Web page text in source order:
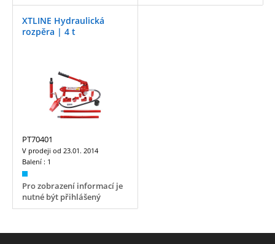
XTLINE Hydraulická
rozpěra | 4 t
PT70401
V prodeji od 23.01. 2014
Balení : 1
Pro zobrazení informací je
nutné být přihlášený